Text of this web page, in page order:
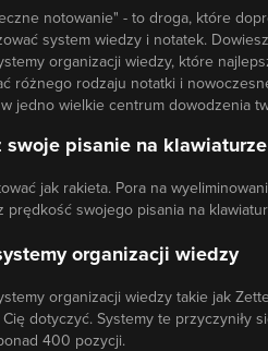
notowanie" - to droga, które
system wiedzy i notatek.
organizacji wiedzy, które
różnego rodzaju notatki i
w jedno wielkie centrum dowodzenia
swoje pisanie na klawiaturze
jak rakieta. Pora na
prędkość swojego pisania na
organizacji wiedzy
organizacji wiedzy takie jak
dotyczyć. Systemy te przyczyniły
400 pozycji.